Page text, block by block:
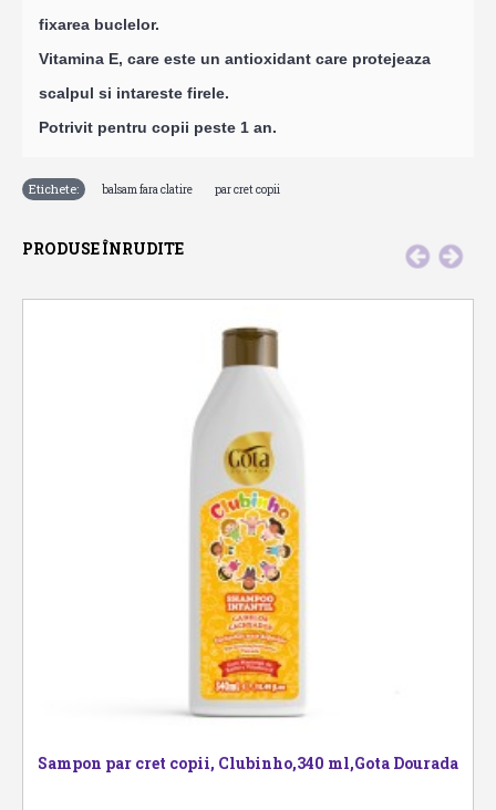
fixarea buclelor.
Vitamina E, care este un antioxidant care protejeaza
scalpul si intareste firele.
Potrivit pentru copii peste 1 an.
Etichete: balsam fara clatire par cret copii
PRODUSE ÎNRUDITE
Sampon par cret copii, Clubinho,340 ml,Gota Dourada